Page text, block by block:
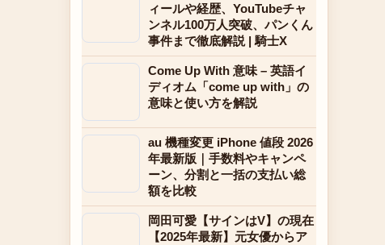
ィールや経歴、YouTubeチャ
ンネル100万人突破、パンくん
事件まで徹底解説 | 騎士X
Come Up With 意味 – 英語イ
ディオム「come up with」の
意味と使い方を解説
au 機種変更 iPhone 値段 2026
年最新版｜手数料やキャンペ
ーン、分割と一括の支払い総
額を比較
岡田可愛【サインはV】の現在
【2025年最新】元女優からア